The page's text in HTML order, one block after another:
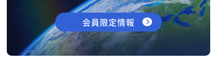
会員限定情報